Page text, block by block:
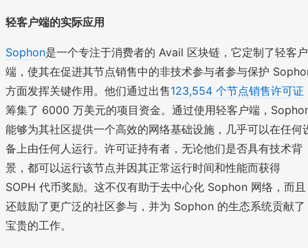
轻客户端的实际应用
Sophon是一个专注于消费者的 Avail 区块链，它定制了轻客户
端，使其在促进其节点销售中的非技术参与者参与保护
方面发挥关键作用。他们通过出售123,554 个节点销售许可证
筹集了 6000 万美元的项目资金。通过使用轻客户端，
能够为其社区提供一个高效的网络基础设施，几乎可以在任何
备上由任何人运行。许可证持有者，无论他们是否具有技术背
景，都可以运行该节点并因其正常运行时间和性能而获得
SOPH 代币奖励。这不仅有助于去中心化 Sophon 网络，而且
还鼓励了更广泛的社区参与，并为 Sophon 的生态系统贡献了
宝贵的工作。